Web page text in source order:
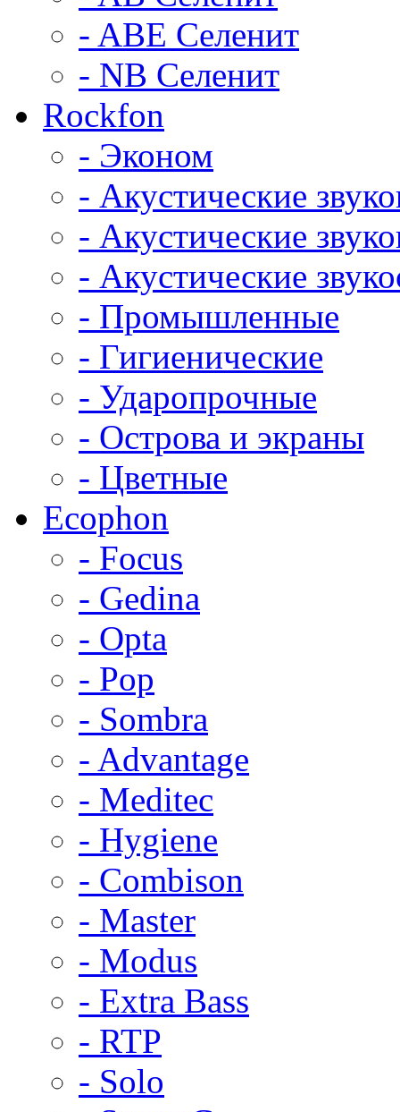
- ABE Селенит
- NB Селенит
Rockfon
- Эконом
- Акустические
- Акустические
- Акустические
- Промышленные
- Гигиенические
- Ударопрочные
- Острова и экраны
- Цветные
Ecophon
- Focus
- Gedina
- Opta
- Pop
- Sombra
- Advantage
- Meditec
- Hygiene
- Combison
- Master
- Modus
- Extra Bass
- RTP
- Solo